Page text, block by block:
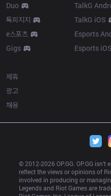
Duo
톡피지지
e스포츠
Gigs
TalkG
TalkG iOS
Esports
Esports iOS
제휴
광고
채용
© 2012-2026 OP.GG. OP.GG
reflect the views or opinions of
involved in producing or
Legends and Riot Games are